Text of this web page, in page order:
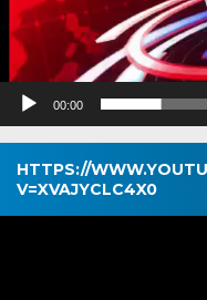
00:00
HTTPS://
V=XVAJYCLC4X0
Pemutar